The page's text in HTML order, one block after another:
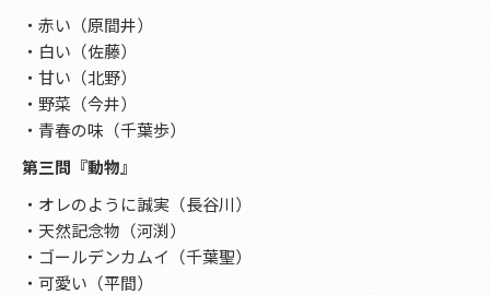
・赤い（原間井）
・白い（佐藤）
・甘い（北野）
・野菜（今井）
・青春の味（千葉歩）
第三問『動物』
・オレのように誠実（長谷川）
・天然記念物（河渕）
・ゴールデンカムイ（千葉聖）
・可愛い（平間）